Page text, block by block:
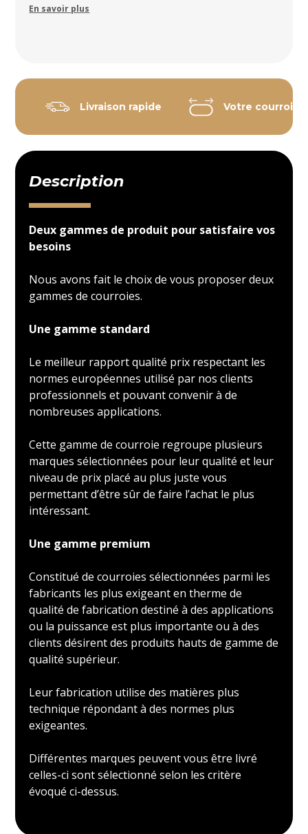
En savoir plus
Livraison rapide Votre courroie
Description
Deux gammes de produit pour satisfaire vos
besoins
Nous avons fait le choix de vous proposer deux
gammes de courroies.
Une gamme standard
Le meilleur rapport qualité prix respectant les
normes européennes utilisé par nos clients
professionnels et pouvant convenir à de
nombreuses applications.
Cette gamme de courroie regroupe plusieurs
marques sélectionnées pour leur qualité et leur
niveau de prix placé au plus juste vous
permettant d’être sûr de faire l’achat le plus
intéressant.
Une gamme premium
Constitué de courroies sélectionnées parmi les
fabricants les plus exigeant en therme de
qualité de fabrication destiné à des applications
ou la puissance est plus importante ou à des
clients désirent des produits hauts de gamme de
qualité supérieur.
Leur fabrication utilise des matières plus
technique répondant à des normes plus
exigeantes.
Différentes marques peuvent vous être livré
celles-ci sont sélectionné selon les critère
évoqué ci-dessus.